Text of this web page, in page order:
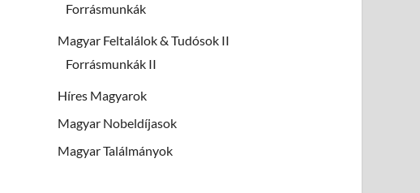
Forrásmunkák
Magyar Feltalálok & Tudósok II
Forrásmunkák II
Híres Magyarok
Magyar Nobeldíjasok
Magyar Találmányok